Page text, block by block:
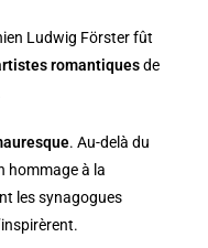
Ludwig Försterfût
romantiquesde
. Au-delà du
hommage à la
les synagogues